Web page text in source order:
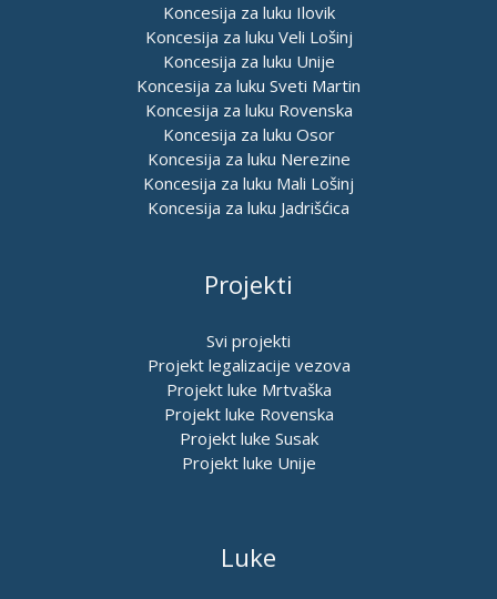
Koncesija za luku Ilovik
Koncesija za luku Veli Lošinj
Koncesija za luku Unije
Koncesija za luku Sveti Martin
Koncesija za luku Rovenska
Koncesija za luku Osor
Koncesija za luku Nerezine
Koncesija za luku Mali Lošinj
Koncesija za luku Jadrišćica
Projekti
Svi projekti
Projekt legalizacije vezova
Projekt luke Mrtvaška
Projekt luke Rovenska
Projekt luke Susak
Projekt luke Unije
Luke